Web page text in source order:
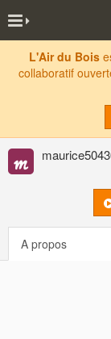
L'Air du Bois
collaboratif
A propos